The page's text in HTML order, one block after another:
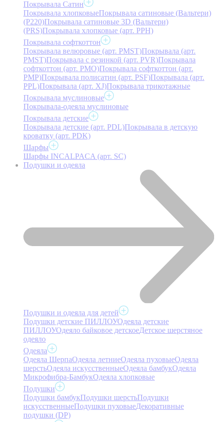
Покрывала Сатин
Покрывала хлопковыеПокрывала сатиновые (Вальтери)
(P220)Покрывала сатиновые 3D (Вальтери)
(PRS)Покрывала хлопковые (арт. PPH)
Покрывала софткоттон
Покрывала велюровые (арт. PMST)Покрывала (арт.
PMST)Покрывала с резинкой (арт. PVR)Покрывала
софткоттон (арт. PMO)Покрывала софткоттон (арт.
PMP)Покрывала полисатин (арт. PSF)Покрывала (арт.
PPL)Покрывала (арт. XJ)Покрывала трикотажные
Покрывала муслиновые
Покрывала-одеяла муслиновые
Покрывала детские
Покрывала детские (арт. PDL)Покрывала в детскую
кроватку (арт. PDK)
Шарфы
Шарфы INCALPACA (арт. SC)
Подушки и одеяла
Подушки и одеяла для детей
Подушки детские ПИЛЛОУОдеяла детские
ПИЛЛОУОдеяло байковое детскоеДетское шерстяное
одеяло
Одеяла
Одеяла ШерпаОдеяла летниеОдеяла пуховыеОдеяла
шерстьОдеяла искусственныеОдеяла бамбукОдеяла
Микрофибра-БамбукОдеяла хлопковые
Подушки
Подушки бамбукПодушки шерстьПодушки
искусственныеПодушки пуховыеДекоративные
подушки (DP)